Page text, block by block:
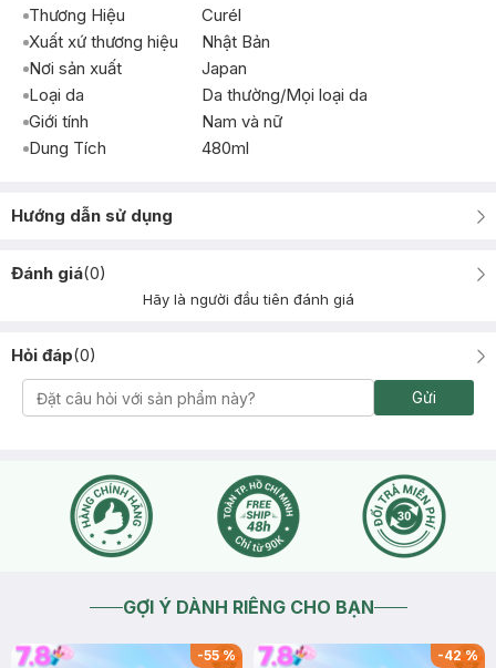
Thương Hiệu
Curél
Xuất xứ thương hiệu
Nhật Bản
Nơi sản xuất
Japan
Loại da
Da thường/Mọi loại da
Giới tính
Nam và nữ
Dung Tích
480ml
Hướng dẫn sử dụng
Đánh giá(0)
Hãy là người đầu tiên đánh giá
Hỏi đáp(0)
Gửi
GỢI Ý DÀNH RIÊNG CHO BẠN
-55% -42%